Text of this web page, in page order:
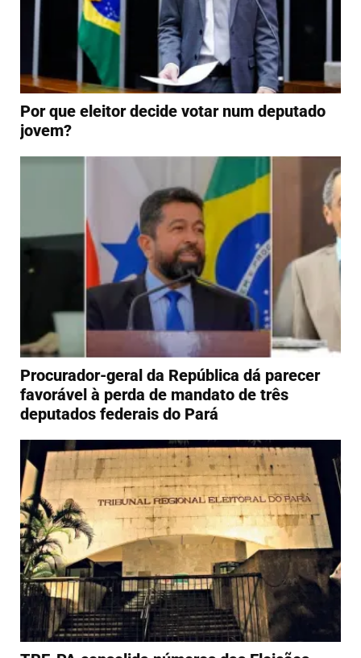
Por que eleitor decide votar num deputado
jovem?
Procurador-geral da República dá parecer
favorável à perda de mandato de três
deputados federais do Pará